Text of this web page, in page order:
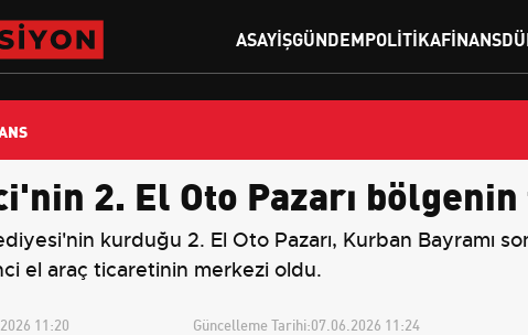
ASAYIŞGÜNDEMPOLITIKAFINANS
2. El Oto Pazarı
kurduğu 2. El Oto Pazarı, Kurban Bayramı
el araç ticaretinin merkezi oldu.
11:20 Güncelleme Tarihi:07.06.2026 11:24